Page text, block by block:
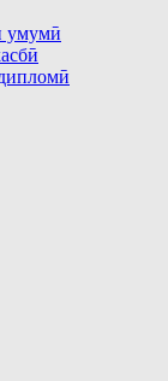
умумӣ